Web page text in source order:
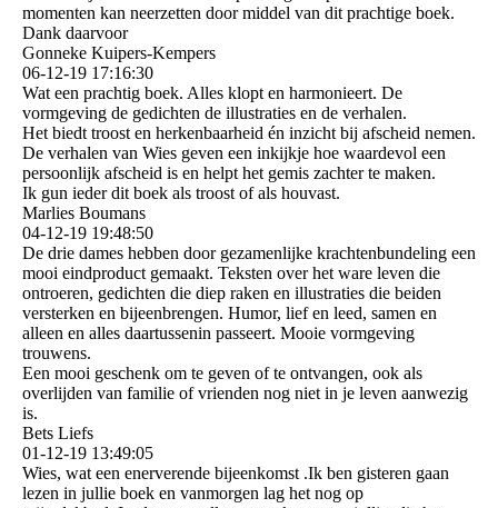
momenten kan neerzetten door middel van dit prachtige boek.
Dank daarvoor
Gonneke Kuipers-Kempers
06-12-19 17:16:30
Wat een prachtig boek. Alles klopt en harmonieert. De
vormgeving de gedichten de illustraties en de verhalen.
Het biedt troost en herkenbaarheid én inzicht bij afscheid nemen.
De verhalen van Wies geven een inkijkje hoe waardevol een
persoonlijk afscheid is en helpt het gemis zachter te maken.
Ik gun ieder dit boek als troost of als houvast.
Marlies Boumans
04-12-19 19:48:50
De drie dames hebben door gezamenlijke krachtenbundeling een
mooi eindproduct gemaakt. Teksten over het ware leven die
ontroeren, gedichten die diep raken en illustraties die beiden
versterken en bijeenbrengen. Humor, lief en leed, samen en
alleen en alles daartussenin passeert. Mooie vormgeving
trouwens.
Een mooi geschenk om te geven of te ontvangen, ook als
overlijden van familie of vrienden nog niet in je leven aanwezig
is.
Bets Liefs
01-12-19 13:49:05
Wies, wat een enerverende bijeenkomst .Ik ben gisteren gaan
lezen in jullie boek en vanmorgen lag het nog op